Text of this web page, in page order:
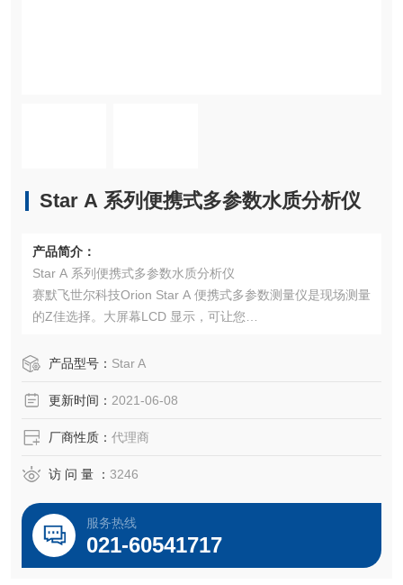
Star A 系列便携式多参数水质分析仪
产品简介：
Star A 系列便携式多参数水质分析仪
赛默飞世尔科技Orion Star A 便携式多参数测量仪是现场测量
的Z佳选择。大屏幕LCD 显示，可让您
度，也可同时显示三个通道的信息。附带
图标对于测量十分有帮助。稳定性和平
果。
产品型号： Star A
更新时间： 2021-06-08
厂商性质： 代理商
访 问 量 ： 3246
服务热线
021-60541717